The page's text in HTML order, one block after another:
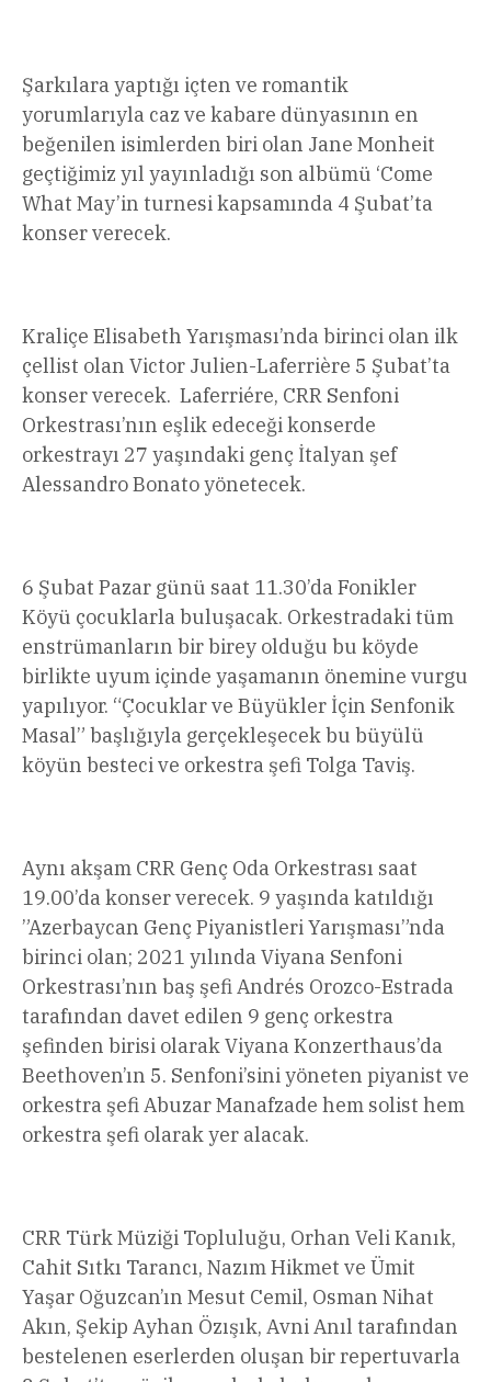
Şarkılara yaptığı içten ve romantik
yorumlarıyla caz ve kabare dünyasının en
beğenilen isimlerden biri olan Jane Monheit
geçtiğimiz yıl yayınladığı son albümü ‘Come
What May’in turnesi kapsamında 4 Şubat’ta
konser verecek.
Kraliçe Elisabeth Yarışması’nda birinci olan ilk
çellist olan Victor Julien-Laferrière 5 Şubat’ta
konser verecek. Laferriére, CRR Senfoni
Orkestrası’nın eşlik edeceği konserde
orkestrayı 27 yaşındaki genç İtalyan şef
Alessandro Bonato yönetecek.
6 Şubat Pazar günü saat 11.30’da Fonikler
Köyü çocuklarla buluşacak. Orkestradaki tüm
enstrümanların bir birey olduğu bu köyde
birlikte uyum içinde yaşamanın önemine vurgu
yapılıyor. “Çocuklar ve Büyükler İçin Senfonik
Masal” başlığıyla gerçekleşecek bu büyülü
köyün besteci ve orkestra şefi Tolga Taviş.
Aynı akşam CRR Genç Oda Orkestrası saat
19.00’da konser verecek. 9 yaşında katıldığı
”Azerbaycan Genç Piyanistleri Yarışması”nda
birinci olan; 2021 yılında Viyana Senfoni
Orkestrası’nın baş şefi Andrés Orozco-Estrada
tarafından davet edilen 9 genç orkestra
şefinden birisi olarak Viyana Konzerthaus’da
Beethoven’ın 5. Senfoni’sini yöneten piyanist ve
orkestra şefi Abuzar Manafzade hem solist hem
orkestra şefi olarak yer alacak.
CRR Türk Müziği Topluluğu, Orhan Veli Kanık,
Cahit Sıtkı Tarancı, Nazım Hikmet ve Ümit
Yaşar Oğuzcan’ın Mesut Cemil, Osman Nihat
Akın, Şekip Ayhan Özışık, Avni Anıl tarafından
bestelenen eserlerden oluşan bir repertuvarla